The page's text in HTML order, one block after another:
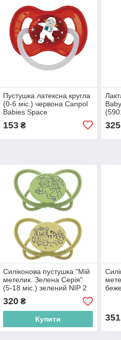
Пустушка латексна кругла
(0-6 міс.) червона Canpol
Babies Space
153₴ 325
Силіконова пустушка "Мій
метелик. Зелена Серія"
(5-18 міс.) зелений NIP 2
шт. (4000821425309)
320₴
Купити 351